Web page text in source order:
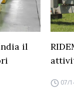
il
07/